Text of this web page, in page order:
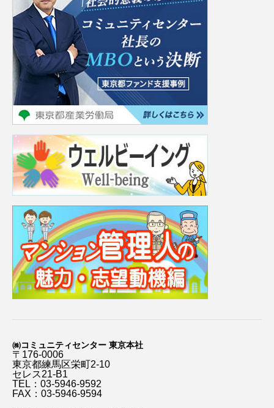
㈱コミュニティセンター 東京本社
〒176-0006
東京都練馬区栄町2-10
セレス21-B1
TEL：03-5946-9592
FAX：03-5946-9594